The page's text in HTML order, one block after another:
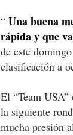
“ Una buena
rápida y que
de este
clasificación a
El “Team
la siguiente
mucha presión